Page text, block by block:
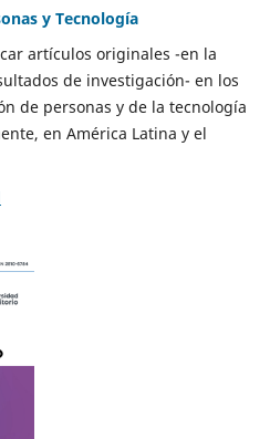
y Tecnología
artículos originales -en la
de investigación- en los
de personas y de la tecnología
en América Latina y el